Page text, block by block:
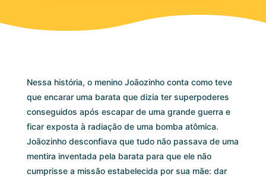
Nessa história, o menino Joãozinho conta como teve
que encarar uma barata que dizia ter superpoderes
conseguidos após escapar de uma grande guerra e
ficar exposta à radiação de uma bomba atômica.
Joãozinho desconfiava que tudo não passava de uma
mentira inventada pela barata para que ele não
cumprisse a missão estabelecida por sua mãe: dar